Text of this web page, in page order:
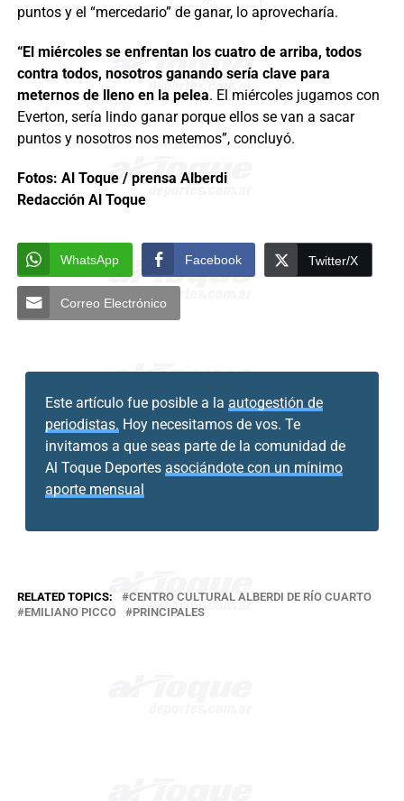
puntos y el “mercedario” de ganar, lo aprovecharía.
“El miércoles se enfrentan los cuatro de arriba, todos
contra todos, nosotros ganando sería clave para
meternos de lleno en la pelea. El miércoles jugamos con
Everton, sería lindo ganar porque ellos se van a sacar
puntos y nosotros nos metemos”, concluyó.
Fotos: Al Toque / prensa Alberdi
Redacción Al Toque
WhatsApp Facebook Twitter/X
Correo Electrónico
Este artículo fue posible a la autogestión de
periodistas. Hoy necesitamos de vos. Te
invitamos a que seas parte de la comunidad de
Al Toque Deportes asociándote con un mínimo
aporte mensual
RELATED TOPICS:
CENTRO CULTURAL ALBERDI DE RÍO CUARTO
EMILIANO PICCO
PRINCIPALES